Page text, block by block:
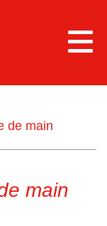
de main
main